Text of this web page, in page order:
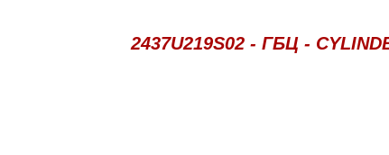
2437U219S02 - ГБЦ -